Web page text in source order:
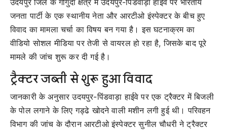
उदयपुर जिले के गोगुंदा क्षेत्र में उदयपुर-पिंडवाड़ा हाईवे पर भारतीय
जनता पार्टी के एक स्थानीय नेता और आरटीओ इंस्पेक्टर के बीच हुए
विवाद का मामला चर्चा का विषय बन गया है। इस घटनाक्रम का
वीडियो सोशल मीडिया पर तेजी से वायरल हो रहा है, जिसके बाद पूरे
मामले की जांच शुरू कर दी गई है।
ट्रैक्टर जब्ती से शुरू हुआ विवाद
जानकारी के अनुसार उदयपुर-पिंडवाड़ा हाईवे पर एक ट्रैक्टर में बिजली
के पोल लगाने के लिए गड्ढे खोदने वाली मशीन लगी हुई थी। परिवहन
विभाग की जांच के दौरान आरटीओ इंस्पेक्टर सुनील चौधरी ने ट्रैक्टर